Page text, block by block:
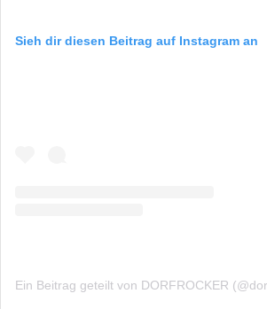
Sieh dir diesen Beitrag auf Instagram an
Ein Beitrag geteilt von DORFROCKER